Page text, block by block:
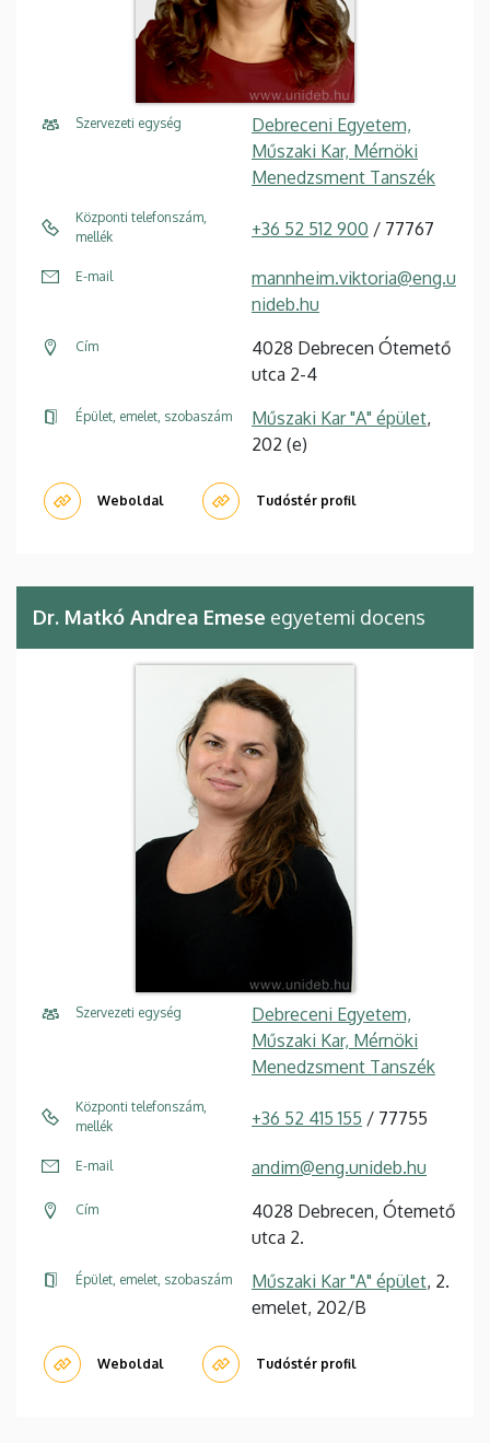
Szervezeti egység
Debreceni Egyetem,
Műszaki Kar, Mérnöki
Menedzsment Tanszék
Központi telefonszám,
mellék
+36 52 512 900 / 77767
E-mail
mannheim.viktoria@eng.u
nideb.hu
Cím
4028 Debrecen Ótemető
utca 2-4
Épület, emelet, szobaszám Műszaki Kar "A" épület,
202 (e)
Weboldal Tudóstér profil
Dr. Matkó Andrea Emese egyetemi docens
Szervezeti egység
Debreceni Egyetem,
Műszaki Kar, Mérnöki
Menedzsment Tanszék
Központi telefonszám,
mellék
+36 52 415 155 / 77755
E-mail andim@eng.unideb.hu
Cím
4028 Debrecen, Ótemető
utca 2.
Épület, emelet, szobaszám Műszaki Kar "A" épület, 2.
emelet, 202/B
Weboldal Tudóstér profil